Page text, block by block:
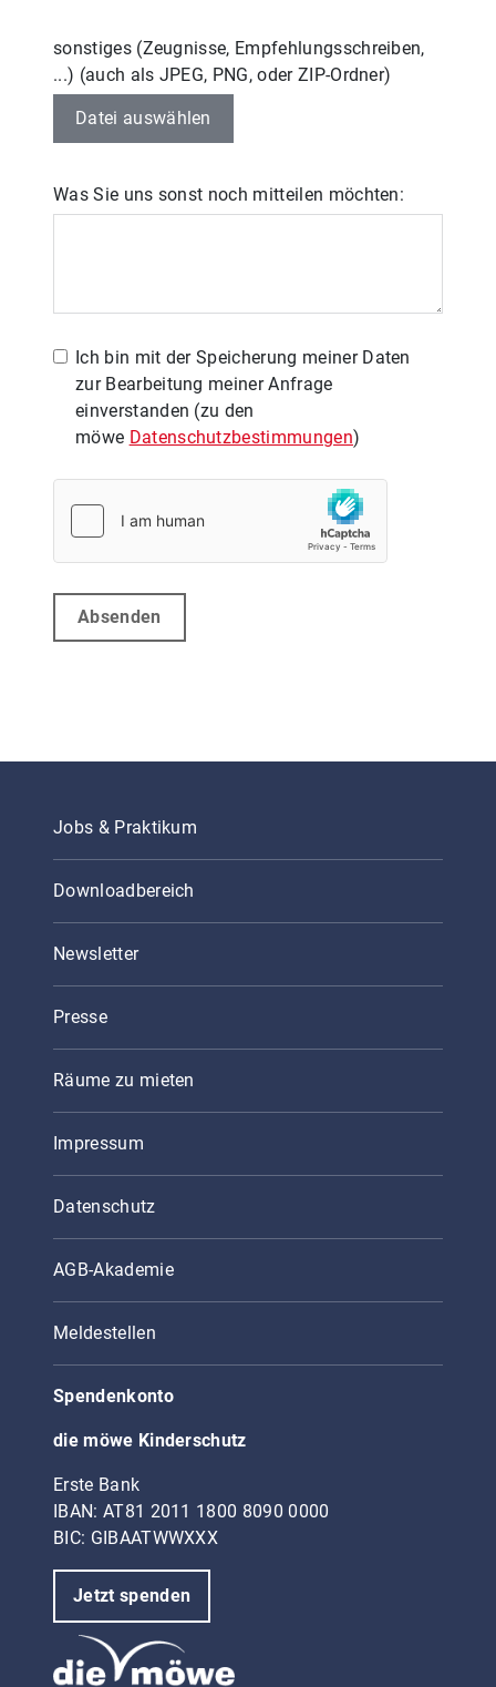
sonstiges (Zeugnisse, Empfehlungsschreiben,
...) (auch als JPEG, PNG, oder ZIP-Ordner)
Datei auswählen
Was Sie uns sonst noch mitteilen möchten:
Ich bin mit der Speicherung meiner Daten
zur Bearbeitung meiner Anfrage
einverstanden (zu den
möwe Datenschutzbestimmungen)
Absenden
Jobs & Praktikum
Downloadbereich
Newsletter
Presse
Räume zu mieten
Impressum
Datenschutz
AGB-Akademie
Meldestellen
Spendenkonto
die möwe Kinderschutz
Erste Bank
IBAN: AT81 2011 1800 8090 0000
BIC: GIBAATWWXXX
Jetzt spenden